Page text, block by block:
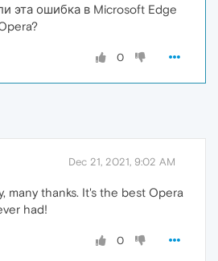
эта ошибка в Microsoft Edge
0
Dec 21, 2021, 9:02 AM
many thanks. It's the best Opera
had!
0